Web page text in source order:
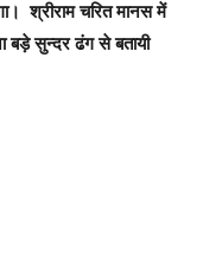
श्रीराम चरित मानस में
बड़े सुन्दर ढंग से बतायी